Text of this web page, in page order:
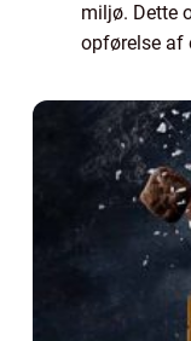
miljø. Dette
opførelse af
konsulteres
fra ...